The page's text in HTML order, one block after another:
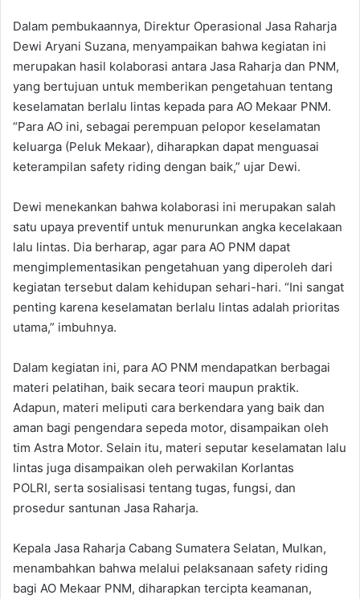
Dalam pembukaannya, Direktur Operasional Jasa Raharja
Dewi Aryani Suzana, menyampaikan bahwa kegiatan ini
merupakan hasil kolaborasi antara Jasa Raharja dan PNM,
yang bertujuan untuk memberikan pengetahuan tentang
keselamatan berlalu lintas kepada para AO Mekaar PNM.
“Para AO ini, sebagai perempuan pelopor keselamatan
keluarga (Peluk Mekaar), diharapkan dapat menguasai
keterampilan safety riding dengan baik,” ujar Dewi.
Dewi menekankan bahwa kolaborasi ini merupakan salah
satu upaya preventif untuk menurunkan angka kecelakaan
lalu lintas. Dia berharap, agar para AO PNM dapat
mengimplementasikan pengetahuan yang diperoleh dari
kegiatan tersebut dalam kehidupan sehari-hari. “Ini sangat
penting karena keselamatan berlalu lintas adalah prioritas
utama,” imbuhnya.
Dalam kegiatan ini, para AO PNM mendapatkan berbagai
materi pelatihan, baik secara teori maupun praktik.
Adapun, materi meliputi cara berkendara yang baik dan
aman bagi pengendara sepeda motor, disampaikan oleh
tim Astra Motor. Selain itu, materi seputar keselamatan lalu
lintas juga disampaikan oleh perwakilan Korlantas
POLRI, serta sosialisasi tentang tugas, fungsi, dan
prosedur santunan Jasa Raharja.
Kepala Jasa Raharja Cabang Sumatera Selatan, Mulkan,
menambahkan bahwa melalui pelaksanaan safety riding
bagi AO Mekaar PNM, diharapkan tercipta keamanan,